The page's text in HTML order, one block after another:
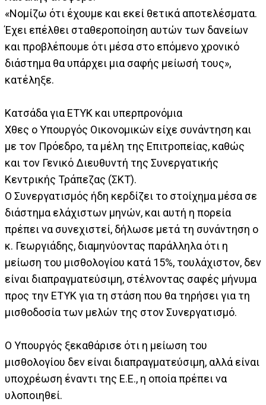
«Νομίζω ότι έχουμε και εκεί θετικά αποτελέσματα.
Έχει επέλθει σταθεροποίηση αυτών των δανείων
και προβλέπουμε ότι μέσα στο επόμενο χρονικό
διάστημα θα υπάρχει μια σαφής μείωσή τους»,
κατέληξε.
Κατσάδα για ΕΤΥΚ και υπερπρονόμια
Χθες ο Υπουργός Οικονομικών είχε συνάντηση και
με τον Πρόεδρο, τα μέλη της Επιτροπείας, καθώς
και τον Γενικό Διευθυντή της Συνεργατικής
Κεντρικής Τράπεζας (ΣΚΤ).
Ο Συνεργατισμός ήδη κερδίζει το στοίχημα μέσα σε
διάστημα ελάχιστων μηνών, και αυτή η πορεία
πρέπει να συνεχιστεί, δήλωσε μετά τη συνάντηση ο
κ. Γεωργιάδης, διαμηνύοντας παράλληλα ότι η
μείωση του μισθολογίου κατά 15%, τουλάχιστον, δεν
είναι διαπραγματεύσιμη, στέλνοντας σαφές μήνυμα
προς την ΕΤΥΚ για τη στάση που θα τηρήσει για τη
μισθοδοσία των μελών της στον Συνεργατισμό.
Ο Υπουργός ξεκαθάρισε ότι η μείωση του
μισθολογίου δεν είναι διαπραγματεύσιμη, αλλά είναι
υποχρέωση έναντι της Ε.Ε., η οποία πρέπει να
υλοποιηθεί.